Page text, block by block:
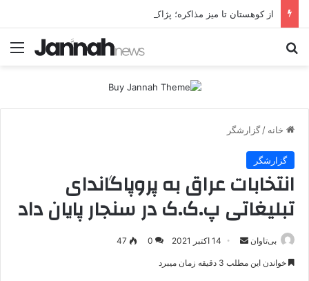
از کوهستان تا میز مذاکره؛ پژاک یک‌شبه «دموکرات» شد!
خانه / گزارشگر
گزارشگر
انتخابات عراق به پروپاگاندای
تبلیغاتی پ.ک.ک در سنجار پایان داد
بی‌تاوان
ر
14 اکتبر 2021 0
47
خواندن این مطلب 3 دقیقه زمان میبرد